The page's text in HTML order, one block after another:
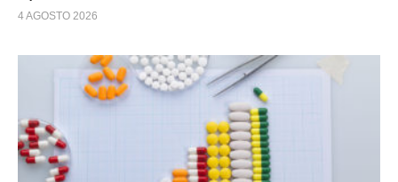
4 AGOSTO 2026